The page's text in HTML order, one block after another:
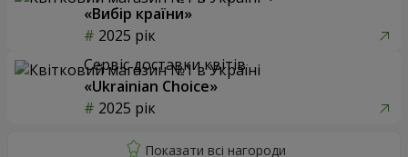
«Вибір країни»
2025 рік
Сервіс доставки квітів
«Ukrainian Choice»
2025 рік